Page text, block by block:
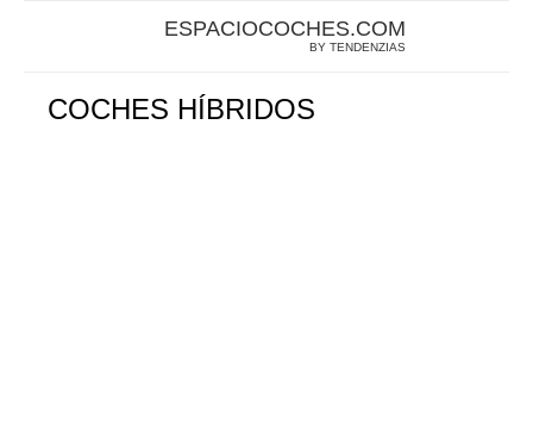
ESPACIOCOCHES.COM
BY TENDENZIAS
COCHES HÍBRIDOS